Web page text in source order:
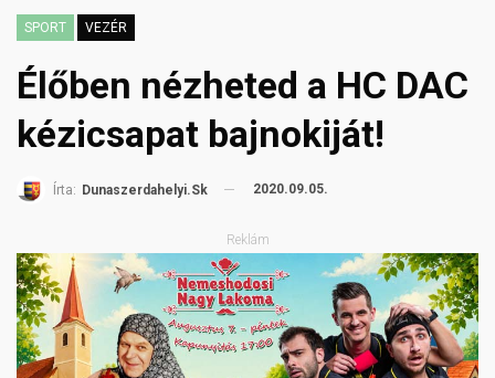
SPORT VEZÉR
Élőben nézheted a HC DAC
kézicsapat bajnokiját!
Írta: Dunaszerdahelyi.sk 2020.09.05.
Reklám